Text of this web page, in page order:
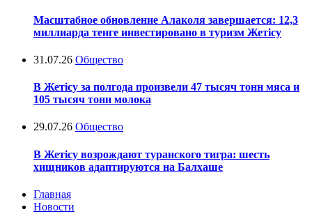
Масштабное обновление Алаколя завершается: 12,3
миллиарда тенге инвестировано в туризм Жетісу
31.07.26 Общество
В Жетісу за полгода произвели 47 тысяч тонн мяса и
105 тысяч тонн молока
29.07.26 Общество
В Жетісу возрождают туранского тигра: шесть
хищников адаптируются на Балхаше
Главная
Новости